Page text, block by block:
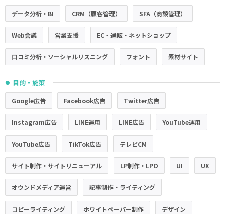
データ分析・BI CRM（顧客管理） SFA（商談管理）
Web会議 営業支援 EC・通販・ネットショップ
口コミ分析・ソーシャルリスニング フォント 素材サイト
● 目的・施策
Google広告 Facebook広告 Twitter広告
Instagram広告 LINE運用 LINE広告 YouTube運用
YouTube広告 TikTok広告 テレビCM
サイト制作・サイトリニューアル LP制作・LPO UI UX
オウンドメディア運営 記事制作・ライティング
コピーライティング ホワイトペーパー制作 デザイン